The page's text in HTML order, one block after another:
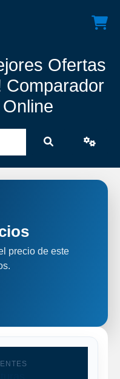
Ofertas
Comparador
precio de este